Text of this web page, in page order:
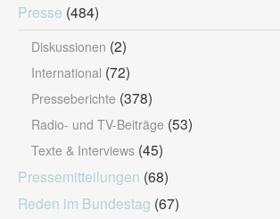
Presse (484)
Diskussionen (2)
International (72)
Presseberichte (378)
Radio- und TV-Beiträge (53)
Texte & Interviews (45)
Pressemitteilungen (68)
Reden im Bundestag (67)